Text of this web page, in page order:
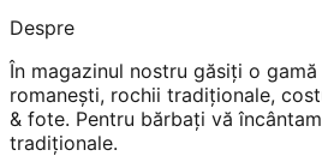
Despre
În magazinul nostru găsiți o
romanești, rochii tradiționale,
& fote. Pentru bărbați vă
tradiționale.